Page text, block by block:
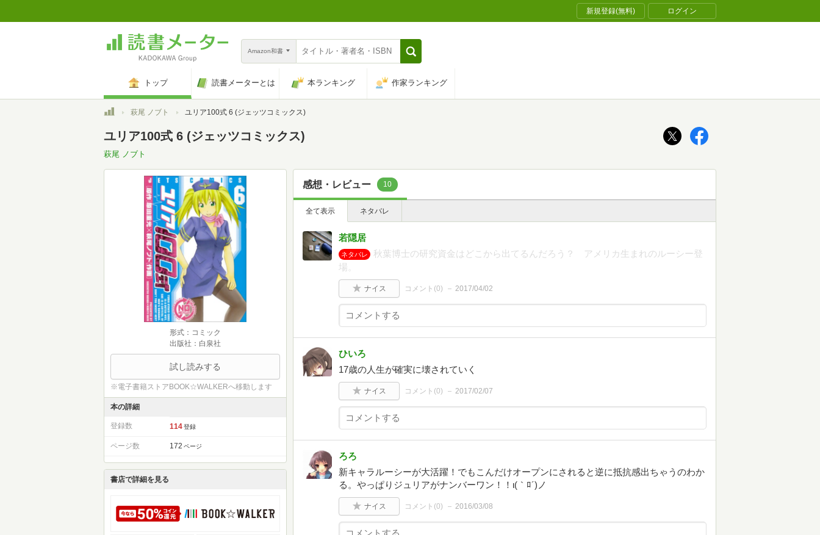
新規登録(無料) ログイン
Amazon和書
トップ 読書メーターとは 本ランキング 作家ランキング
トップ萩尾 ノブト ユリア100式 6 (ジェッツコミックス)
ユリア100式 6 (ジェッツコミックス)
萩尾 ノブト
形式：コミック
出版社：白泉社
試し読みする
※電子書籍ストアBOOK☆WALKERへ移動します
本の詳細
登録数 114 登録
ページ数 172 ページ
書店で詳細を見る
感想・レビュー 10
全て表示 ネタバレ
若隠居
ネタバレ
秋葉博士の研究資金はどこから出てるんだろう？ アメリカ生まれのルーシー登
場。
ナイス コメント(0) 2017/04/02
ひいろ
17歳の人生が確実に壊されていく
ナイス コメント(0) 2017/02/07
ろろ
新キャラルーシーが大活躍！でもこんだけオープンにされると逆に抵抗感出ちゃうのわか
る。やっぱりジュリアがナンバーワン！！ι(｀ﾛ´)ノ
ナイス コメント(0) 2016/03/08